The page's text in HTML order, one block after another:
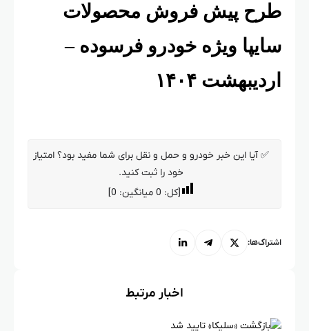
طرح پیش فروش محصولات
سایپا ویژه خودرو فرسوده –
اردیبهشت ۱۴۰۴
✅ آیا این خبر خودرو و حمل و نقل برای شما مفید بود؟ امتیاز
خود را ثبت کنید.
[کل: 0 میانگین: 0
]
اشتراک‌ها:
اخبار مرتبط